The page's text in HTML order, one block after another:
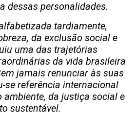
dessas personalidades.
tardiamente,
da exclusão social e
uma das trajetórias
da vida brasileira
jamais renunciar às suas
se referência internacional
ambiente, da justiça social e
sustentável.